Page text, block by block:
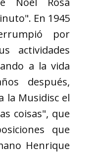
En 1945
por
actividades
a la vida
después,
la Musidisc el
coisas", que
que
Henrique